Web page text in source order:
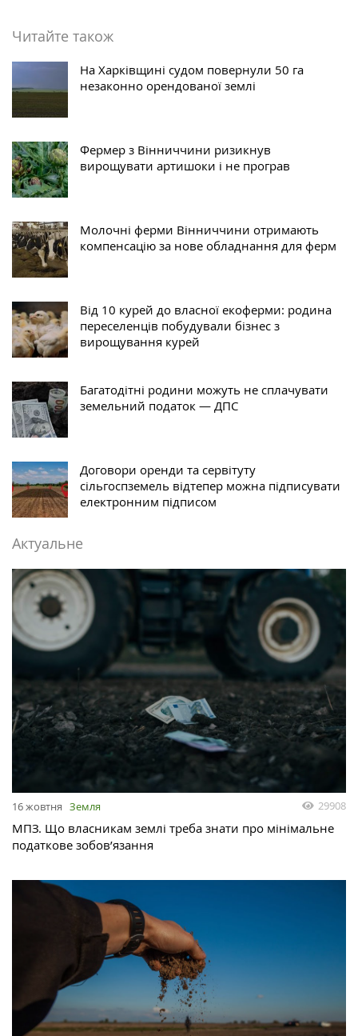
Читайте також
На Харківщині судом повернули 50 га
незаконно орендованої землі
Фермер з Вінниччини ризикнув
вирощувати артишоки і не програв
Молочні ферми Вінниччини отримають
компенсацію за нове обладнання для ферм
Від 10 курей до власної екоферми: родина
переселенців побудували бізнес з
вирощування курей
Багатодітні родини можуть не сплачувати
земельний податок — ДПС
Договори оренди та сервітуту
сільгоспземель відтепер можна підписувати
електронним підписом
Актуальне
16 жовтня Земля 29908
МПЗ. Що власникам землі треба знати про мінімальне
податкове зобов’язання